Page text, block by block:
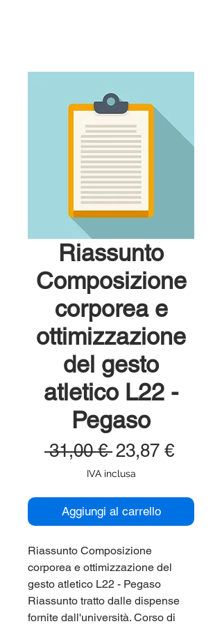
Riassunto
Composizione
corporea e
ottimizzazione
del gesto
atletico L22 -
Pegaso
31,00 € Prezzo
regolare
23,87 €Prezzo
IVA inclusa
Aggiungi al carrello
Riassunto Composizione
corporea e ottimizzazione del
gesto atletico L22 - Pegaso
Riassunto tratto dalle dispense
fornite dall'università. Corso di